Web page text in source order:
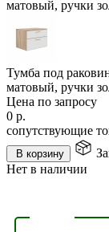
Тумба под
матовый, ручки
Цена по запросу
0 р.
сопутствующие
В корзину
Нет в наличии